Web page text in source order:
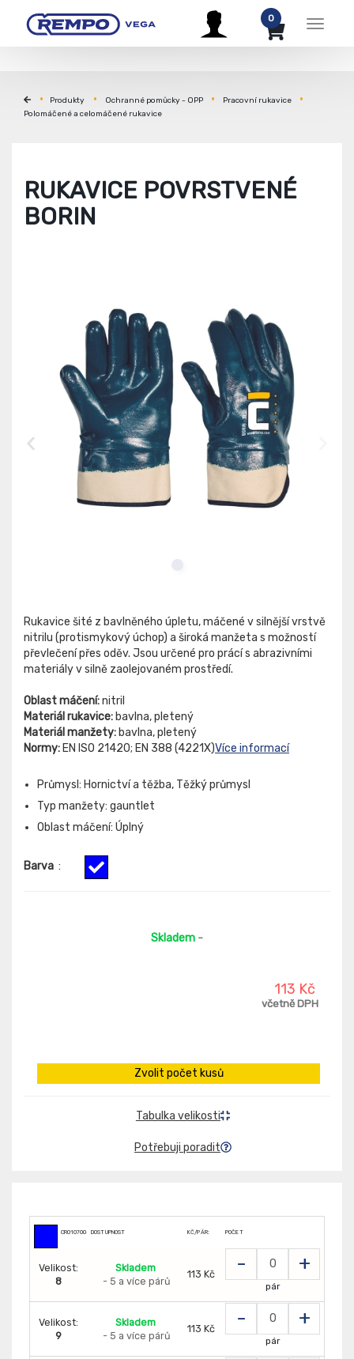
Menu
0
Produkty Ochranné pomůcky - OPP
Pracovní rukavice
Polomáčené a celomáčené rukavice
RUKAVICE POVRSTVENÉ
BORIN
Rukavice šité z bavlněného úpletu, máčené v silnější vrstvě
nitrilu (protismykový úchop) a široká manžeta s možností
převlečení přes oděv. Jsou určené pro prácí s abrazivními
materiály v silně zaolejovaném prostředí.
Oblast máčení:nitril
Materiál rukavice: bavlna, pletený
Materiál manžety: bavlna, pletený
Normy: EN ISO 21420; EN 388 (4221X)Více informací
Průmysl: Hornictví a těžba, Těžký průmysl
Typ manžety: gauntlet
Oblast máčení: Úplný
Barva :
Skladem -
113 Kč
včetně DPH
Zvolit počet kusů
Tabulka velikosti
Potřebuji poradit
CR0107004499DOSTUPNOST KČ/PÁR: POČET
Velikost:
8
Skladem
- 5 a více párů
113 Kč - +
pár
Velikost:
9
Skladem
- 5 a více párů
113 Kč - +
pár